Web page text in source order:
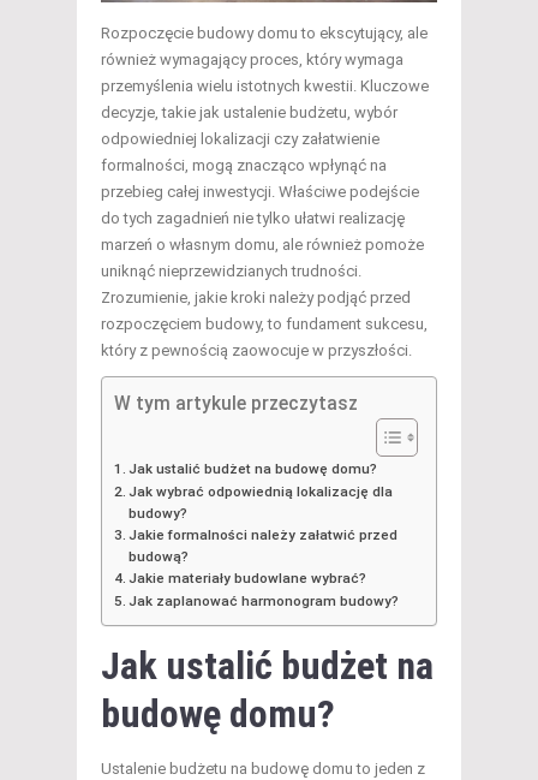
Rozpoczęcie budowy domu to ekscytujący, ale
również wymagający proces, który wymaga
przemyślenia wielu istotnych kwestii. Kluczowe
decyzje, takie jak ustalenie budżetu, wybór
odpowiedniej lokalizacji czy załatwienie
formalności, mogą znacząco wpłynąć na
przebieg całej inwestycji. Właściwe podejście
do tych zagadnień nie tylko ułatwi realizację
marzeń o własnym domu, ale również pomoże
uniknąć nieprzewidzianych trudności.
Zrozumienie, jakie kroki należy podjąć przed
rozpoczęciem budowy, to fundament sukcesu,
który z pewnością zaowocuje w przyszłości.
W tym artykule przeczytasz
Jak ustalić budżet na budowę domu?
Jak wybrać odpowiednią lokalizację dla
budowy?
Jakie formalności należy załatwić przed
budową?
Jakie materiały budowlane wybrać?
Jak zaplanować harmonogram budowy?
Jak ustalić budżet na
budowę domu?
Ustalenie budżetu na budowę domu to jeden z